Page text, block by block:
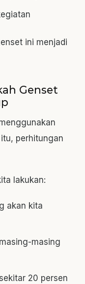
ini menjadi
Genset
perhitungan
lakukan:
akan kita
masing
20 persen